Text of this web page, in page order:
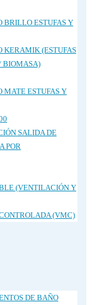
BRILLO ESTUFAS Y
KERAMIK (ESTUFAS
BIOMASA)
MATE ESTUFAS Y
SALIDA DE
POR
(VENTILACIÓN Y
(VMC)
DE BAÑO